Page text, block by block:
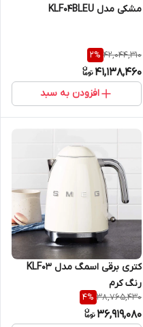
مشکی مدل KLF04BLEU
42,044,310
2%
41,138,460
افزودن به سبد
کتری برقی اسمگ مدل KLF03
رنگ کرم
38,765,430
4%
36,919,080